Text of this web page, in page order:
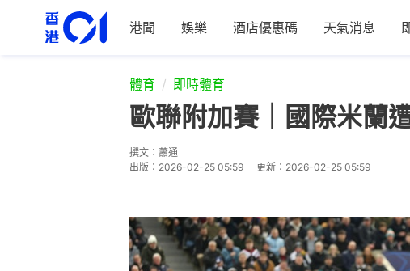
港聞 娛樂 酒店優惠碼 天氣消息
體育 即時體育
歐聯附加賽｜國際米蘭
撰文： 蕭通
出版： 2026-02-25 05:59 更新： 2026-02-25 05:59